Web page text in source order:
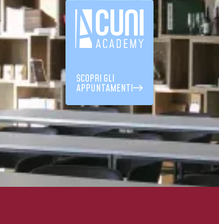
SCOPRI GLI
APPUNTAMENTI